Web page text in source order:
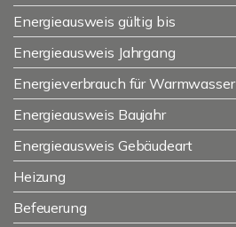
Energieausweis gültig bis
Energieausweis Jahrgang
Energieverbrauch für Warmwasser
Energieausweis Baujahr
Energieausweis Gebäudeart
Heizung
Befeuerung